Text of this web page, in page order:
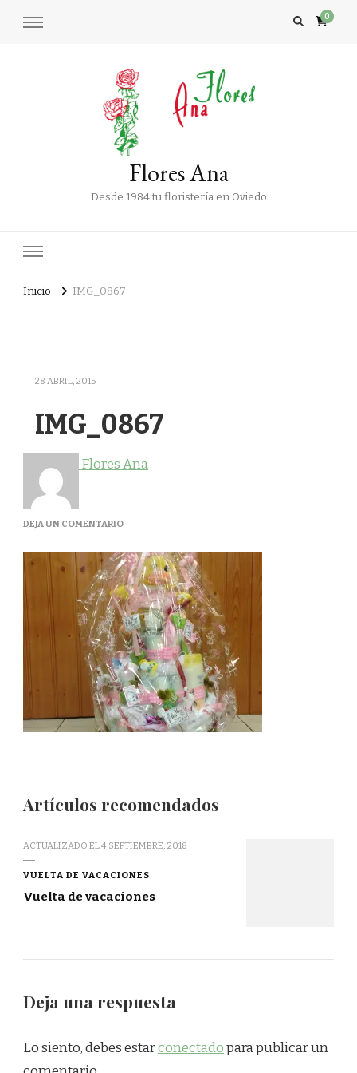
0
Flores Ana
Desde 1984 tu floristería en Oviedo
Inicio IMG_0867
28 ABRIL, 2015
IMG_0867
Flores Ana
DEJA UN COMENTARIOEN
Artículos recomendados
ACTUALIZADO EL4 SEPTIEMBRE, 2018
VUELTA DE VACACIONES
Vuelta de vacaciones
Deja una respuesta
Lo siento, debes estarconectadopara publicar un